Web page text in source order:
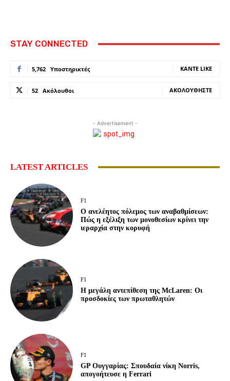
STAY CONNECTED
5,762 Υποστηρικτές ΚΆΝΤΕ LIKE
52 Ακόλουθοι ΑΚΟΛΟΥΘΉΣΤΕ
- Advertisement -
LATEST ARTICLES
F1
Ο ανελέητος πόλεμος των αναβαθμίσεων:
Πώς η εξέλιξη των μονοθεσίων κρίνει την
ιεραρχία στην κορυφή
F1
Η μεγάλη αντεπίθεση της McLaren: Οι
προσδοκίες των πρωταθλητών
F1
GP Ουγγαρίας: Σπουδαία νίκη Norris,
απογοήτευσε η Ferrari